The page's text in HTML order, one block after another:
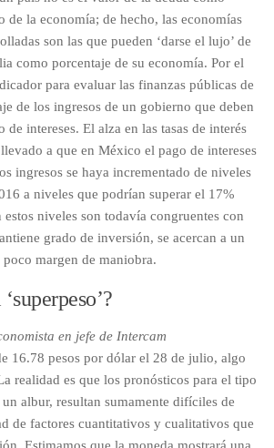
de la economía; de hecho, las economías
son las que pueden ‘darse el lujo’ de
como porcentaje de su economía. Por el
para evaluar las finanzas públicas de
de los ingresos de un gobierno que deben
de intereses. El alza en las tasas de interés
a que en México el pago de intereses
ingresos se haya incrementado de niveles
a niveles que podrían superar el 17%
niveles son todavía congruentes con
grado de inversión, se acercan a un
margen de maniobra.
en jefe de Intercam
16.78 pesos por dólar el 28 de julio, algo
realidad es que los pronósticos para el tipo
albur, resultan sumamente difíciles de
de factores cuantitativos y cualitativos que